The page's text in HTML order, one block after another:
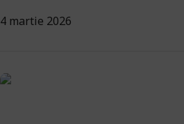
4 martie 2026